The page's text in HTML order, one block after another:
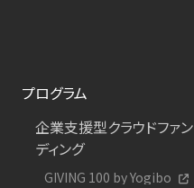
プログラム
企業支援型クラウドファン
ディング
GIVING 100 by Yogibo